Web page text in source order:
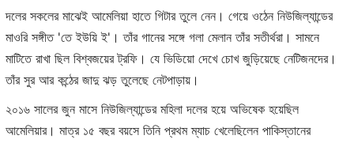
দলের সকলের মাঝেই আমেলিয়া হাতে গিটার তুলে নেন। গেয়ে ওঠেন নিউজিল্যান্ডের
মাওরি সঙ্গীত 'তে ইউয়ি ই'। তাঁর গানের সঙ্গে গলা মেলান তাঁর সতীর্থরা। সামনে
মাটিতে রাখা ছিল বিশ্বজয়ের ট্রফি। যে ভিডিয়ো দেখে চোখ জুড়িয়েছে নেটিজনদের।
তাঁর সুর আর কন্ঠের জাদু ঝড় তুলেছে নেটপাড়ায়।
২০১৬ সালের জুন মাসে নিউজিল্যান্ডের মহিলা দলের হয়ে অভিষেক হয়েছিল
আমেলিয়ার। মাত্র ১৫ বছর বয়সে তিনি প্রথম ম্যাচ খেলেছিলেন পাকিস্তানের